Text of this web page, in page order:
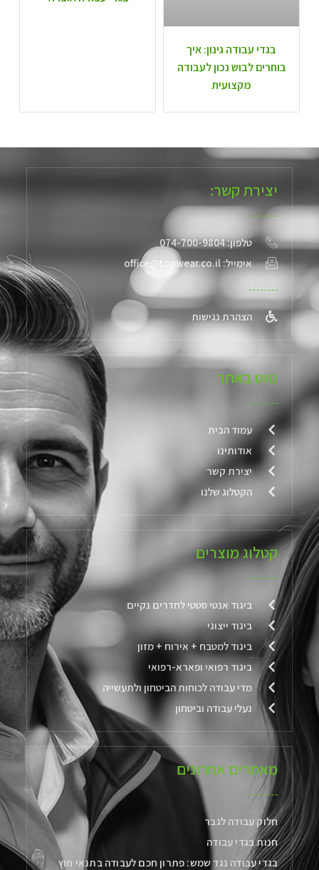
בגדי עבודה גינון: איך
בוחרים לבוש נכון לעבודה
מקצועית
יצירת קשר:
טלפון: 074-700-9804
אימייל: office@topwear.co.il
הצהרת נגישות
נווט באתר
עמוד הבית
אודותינו
יצירת קשר
הקטלוג שלנו
קטלוג מוצרים
ביגוד אנטי סטטי לחדרים נקיים
ביגוד ייצוגי
ביגוד למטבח + אירוח + מזון
ביגוד רפואי ופארא-רפואי
מדי עבודה לכוחות הביטחון ולתעשייה
נעלי עבודה וביטחון
מאמרים אחרונים
חלוק עבודה לגבר
חנות בגדי עבודה
בגדי עבודה נגד שמש: פתרון חכם לעבודה בתנאי חוץ